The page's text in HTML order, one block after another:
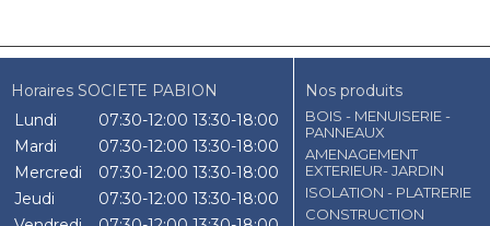
Horaires SOCIETE PABION
Lundi
07:30-12:00 13:30-18:00
Mardi
07:30-12:00 13:30-18:00
Mercredi
07:30-12:00 13:30-18:00
Jeudi
07:30-12:00 13:30-18:00
Nos produits
BOIS - MENUISERIE -
PANNEAUX
AMENAGEMENT
EXTERIEUR- JARDIN
ISOLATION - PLATRERIE
CONSTRUCTION